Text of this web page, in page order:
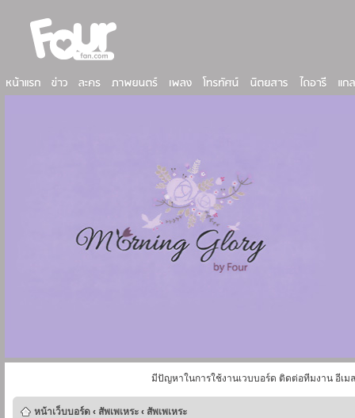
มีปัญหาในการใช้งานเวบบอร์ด ติดต่อทีมงาน อีเม
หน้าเว็บบอร์ด ‹ สัพเพเหระ ‹ สัพเพเหระ